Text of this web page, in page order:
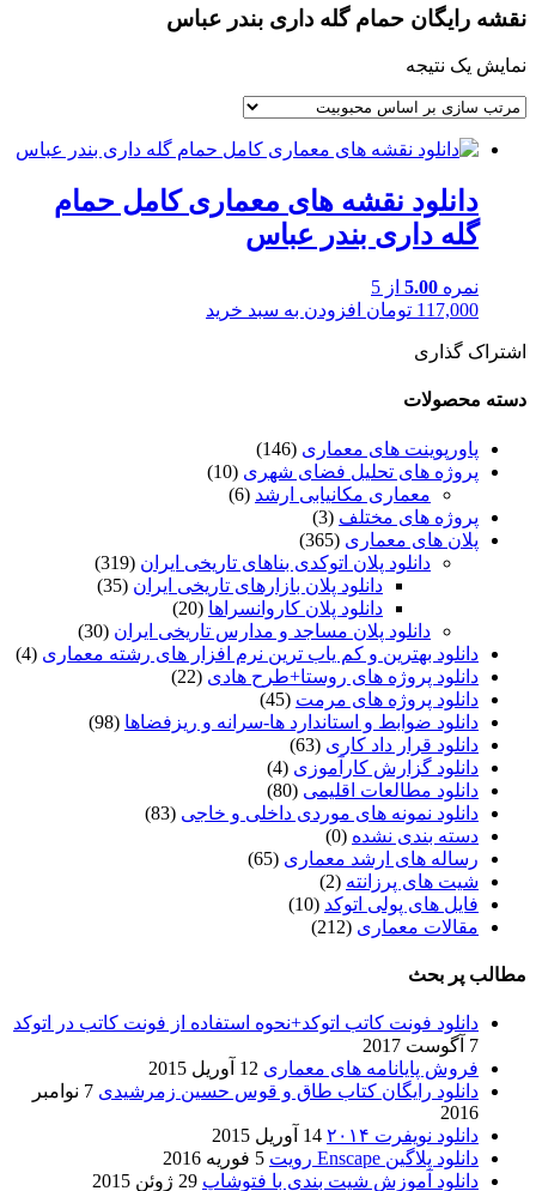
نقشه رایگان حمام گله داری بندر عباس
نمایش یک نتیجه
دانلود نقشه های معماری کامل حمام
گله داری بندر عباس
نمره 5.00 از 5
117,000 تومان افزودن به سبد خرید
اشتراک گذاری
دسته محصولات
پاورپوینت های معماری (146)
پروژه های تحلیل فضای شهری (10)
معماری مکانیابی ارشد (6)
پروژه های مختلف (3)
پلان های معماری (365)
دانلود پلان اتوکدی بناهای تاریخی ایران (319)
دانلود پلان بازارهای تاریخی ایران (35)
دانلود پلان کاروانسراها (20)
دانلود پلان مساجد و مدارس تاریخی ایران (30)
دانلود بهترین و کم یاب ترین نرم افزار های رشته معماری (4)
دانلود پروژه های روستا+طرح هادی (22)
دانلود پروژه های مرمت (45)
دانلود ضوابط و استاندارد ها-سرانه و ریزفضاها (98)
دانلود قرار داد کاری (63)
دانلود گزارش کارآموزی (4)
دانلود مطالعات اقلیمی (80)
دانلود نمونه های موردی داخلی و خاجی (83)
دسته بندی نشده (0)
رساله های ارشد معماری (65)
شیت های پرزانته (2)
فایل های پولی اتوکد (10)
مقالات معماری (212)
مطالب پر بحث
دانلود فونت کاتب اتوکد+نحوه استفاده از فونت کاتب در اتوکد
7 آگوست 2017
فروش پایانامه های معماری 12 آوریل 2015
دانلود رایگان کتاب طاق و قوس حسین زمرشیدی
7 نوامبر
2016
دانلود نویفرت ۲۰۱۴
14 آوریل 2015
دانلود پلاگین Enscape رویت
5 فوریه 2016
دانلود آموزش شیت بندی با فتوشاپ 29 ژوئن 2015